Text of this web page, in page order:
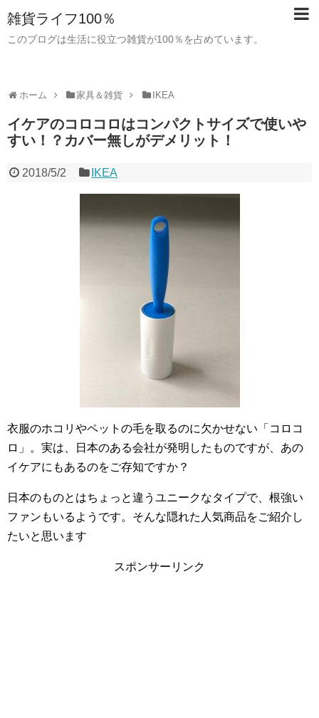
雑貨ライフ100％
このブログは生活に役立つ雑貨が100％を占めています。
ホーム 家具＆雑貨 IKEA
イケアのコロコロはコンパクトサイズで使いや
すい！？カバー無しがデメリット！
2018/5/2 IKEA
衣服のホコリやペットの毛を取るのに欠かせない「コロコ
ロ」。実は、日本のある会社が発明したものですが、あの
イケアにもあるのをご存知ですか？
日本のものとはちょっと違うユニークなタイプで、根強い
ファンもいるようです。そんな隠れた人気商品をご紹介し
たいと思います
スポンサーリンク